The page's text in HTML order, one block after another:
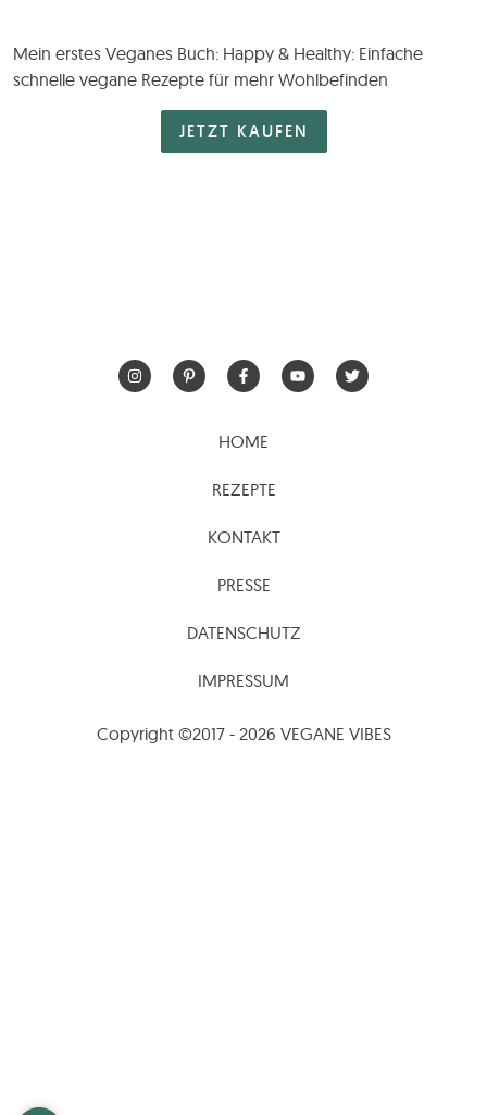
Mein erstes Veganes Buch: Happy & Healthy: Einfache
schnelle vegane Rezepte für mehr Wohlbefinden
JETZT KAUFEN
HOME
REZEPTE
KONTAKT
PRESSE
DATENSCHUTZ
IMPRESSUM
Copyright ©2017 - 2026 VEGANE VIBES